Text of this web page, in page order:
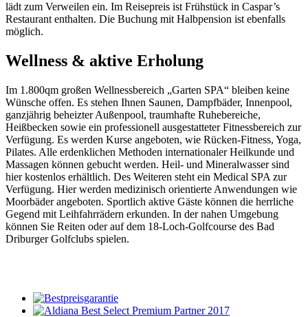
lädt zum Verweilen ein. Im Reisepreis ist Frühstück in Caspar’s
Restaurant enthalten. Die Buchung mit Halbpension ist ebenfalls
möglich.
Wellness & aktive Erholung
Im 1.800qm großen Wellnessbereich „Garten SPA“ bleiben keine
Wünsche offen. Es stehen Ihnen Saunen, Dampfbäder, Innenpool,
ganzjährig beheizter Außenpool, traumhafte Ruhebereiche,
Heißbecken sowie ein professionell ausgestatteter Fitnessbereich zur
Verfügung. Es werden Kurse angeboten, wie Rücken-Fitness, Yoga,
Pilates. Alle erdenklichen Methoden internationaler Heilkunde und
Massagen können gebucht werden. Heil- und Mineralwasser sind
hier kostenlos erhältlich. Des Weiteren steht ein Medical SPA zur
Verfügung. Hier werden medizinisch orientierte Anwendungen wie
Moorbäder angeboten. Sportlich aktive Gäste können die herrliche
Gegend mit Leihfahrrädern erkunden. In der nahen Umgebung
können Sie Reiten oder auf dem 18-Loch-Golfcourse des Bad
Driburger Golfclubs spielen.